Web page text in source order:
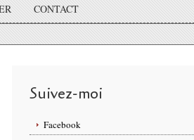
CONTACT
Suivez-moi
Facebook